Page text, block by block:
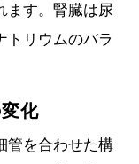
ます。腎臓は尿
トリウムのバラ
化
管を合わせた構